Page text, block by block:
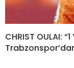
CHRIST OULAI: